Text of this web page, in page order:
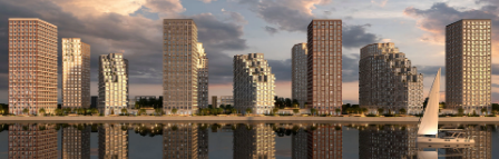
Нажимая кнопку «Отправить», вы даёте согласие на обработку
персональных данных.